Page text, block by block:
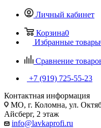
Личный кабинет
Корзина0
Избранные товары
Сравнение
+7 (919) 725-55-23
Контактная информация
МО, г. Коломна, ул.
Айсберг, 2 этаж
info@lavkaprofi.ru